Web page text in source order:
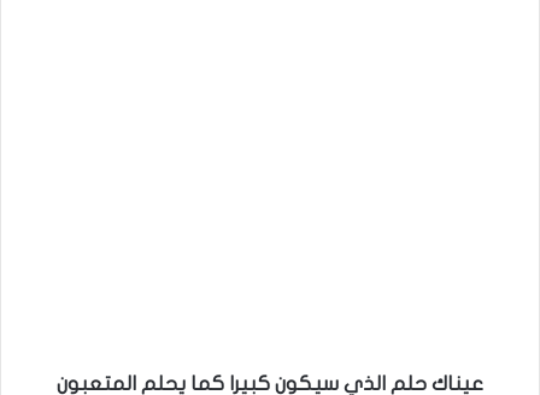
عيناك حلم الذي سيكون كبيرا كما يحلم المتعبون